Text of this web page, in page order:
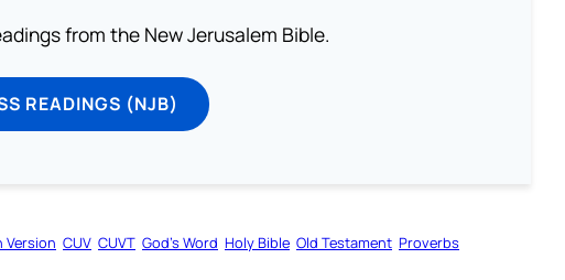
from the New Jerusalem Bible.
READINGS (NJB)
Version CUV CUVT God’s Word Holy Bible Old Testament Proverbs